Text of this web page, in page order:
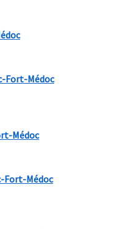
Fort-Médoc
Médoc
Fort-Médoc